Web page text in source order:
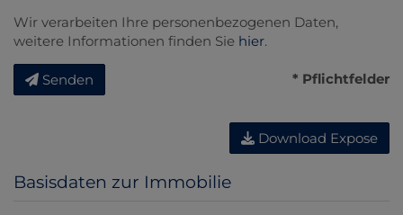
Wir verarbeiten Ihre personenbezogenen Daten,
weitere Informationen finden Sie hier.
Senden * Pflichtfelder
Download Expose
Basisdaten zur Immobilie